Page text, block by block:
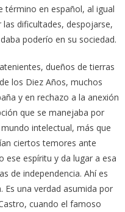
término en español, al igual
dificultades, despojarse,
poderío en su sociedad.
dueños de tierras
los Diez Años, muchos
y en rechazo a la anexión
que se manejaba por
intelectual, más que
ciertos temores ante
espíritu y da lugar a esa
de independencia. Ahí es
una verdad asumida por
cuando el famoso